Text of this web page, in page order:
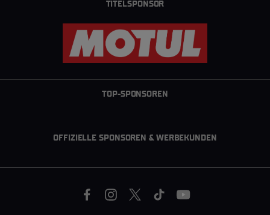
TITELSPONSOR
TOP-SPONSOREN
OFFIZIELLE SPONSOREN & WERBEKUNDEN